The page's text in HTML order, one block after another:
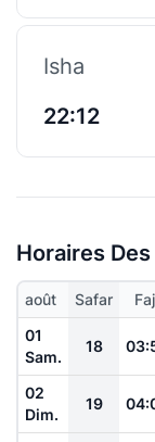
Isha
22:12
Horaires
août Safar
01
Sam.
18
02
Dim.
19